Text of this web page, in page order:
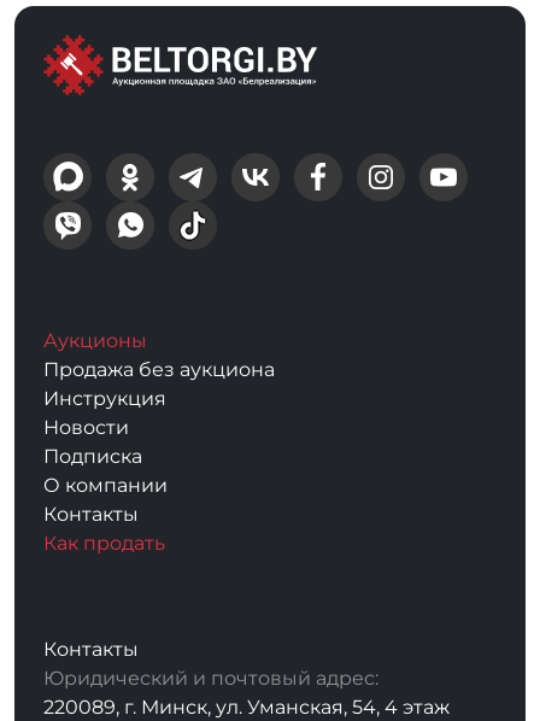
Аукционы
Продажа без аукциона
Инструкция
Новости
Подписка
О компании
Контакты
Как продать
Контакты
Юридический и почтовый адрес:
220089, г. Минск, ул. Уманская, 54, 4 этаж